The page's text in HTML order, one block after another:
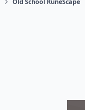
Old School RuneScape